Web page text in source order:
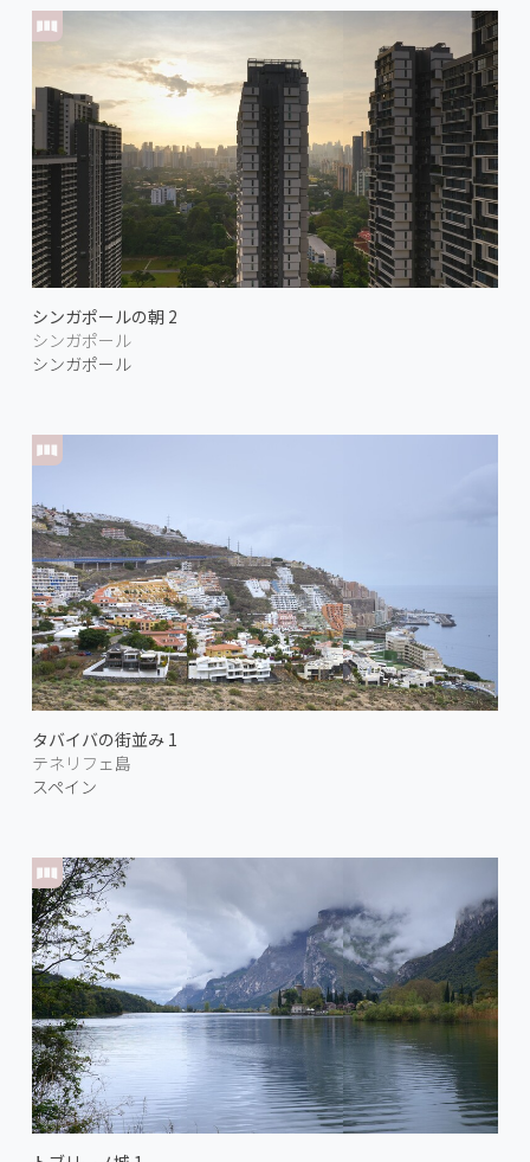
シンガポールの朝 2
シンガポール
シンガポール
タバイバの街並み 1
テネリフェ島
スペイン